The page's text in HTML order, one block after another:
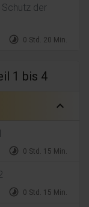
der
timelapse 0 Std. 20 Min.
1 bis 4
expand_less
timelapse 0 Std. 15 Min.
timelapse 0 Std. 15 Min.